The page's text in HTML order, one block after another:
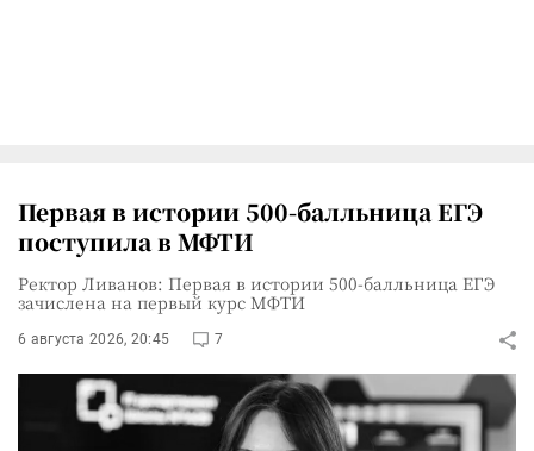
Первая в истории 500-балльница ЕГЭ
поступила в МФТИ
Ректор Ливанов: Первая в истории 500-балльница ЕГЭ
зачислена на первый курс МФТИ
6 августа 2026, 20:45 7